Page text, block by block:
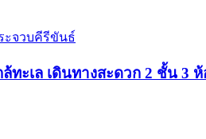
ะจวบคีรีขันธ์
ะเล เดินทางสะดวก 2 ชั้น 3